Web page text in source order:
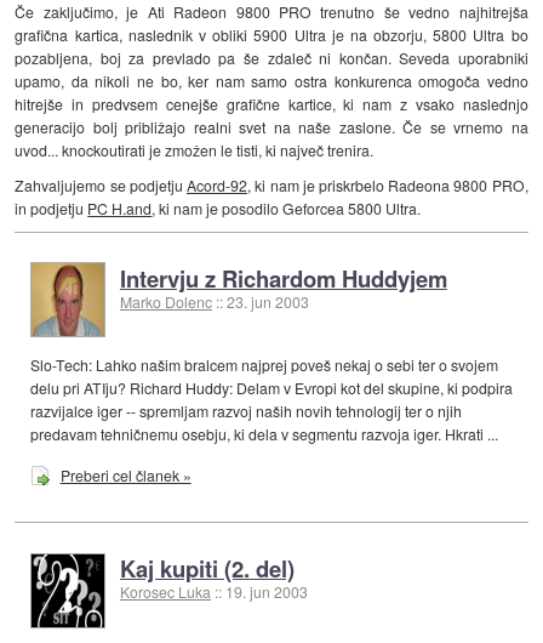
Če zaključimo, je Ati Radeon 9800 PRO trenutno še vedno najhitrejša
grafična kartica, naslednik v obliki 5900 Ultra je na obzorju, 5800 Ultra bo
pozabljena, boj za prevlado pa še zdaleč ni končan. Seveda uporabniki
upamo, da nikoli ne bo, ker nam samo ostra konkurenca omogoča vedno
hitrejše in predvsem cenejše grafične kartice, ki nam z vsako naslednjo
generacijo bolj približajo realni svet na naše zaslone. Če se vrnemo na
uvod... knockoutirati je zmožen le tisti, ki največ trenira.
Zahvaljujemo se podjetjuAcord-92, ki nam je priskrbelo Radeona 9800 PRO,
in podjetju PC H.and, ki nam je posodilo Geforcea 5800 Ultra.
Intervju z Richardom Huddyjem
Marko Dolenc ::23. jun 2003
Slo-Tech: Lahko našim bralcem najprej poveš nekaj o sebi ter o svojem
delu pri ATIju? Richard Huddy: Delam v Evropi kot del skupine, ki podpira
razvijalce iger -- spremljam razvoj naših novih tehnologij ter o njih
predavam tehničnemu osebju, ki dela v segmentu razvoja iger. Hkrati ...
Preberi cel članek »
Kaj kupiti (2. del)
Korosec Luka :: 19. jun 2003